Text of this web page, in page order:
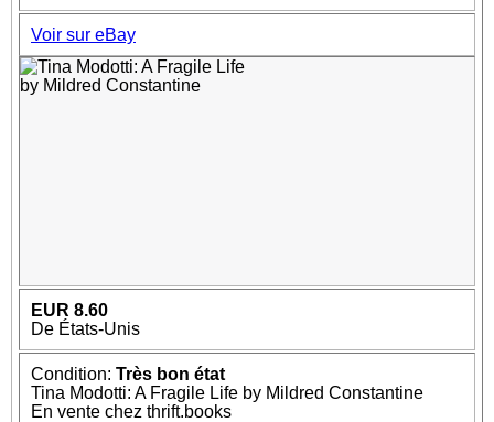
Voir sur eBay
EUR 8.60
De États-Unis
Condition: Très bon état
Tina Modotti: A Fragile Life by Mildred Constantine
En vente chez thrift.books